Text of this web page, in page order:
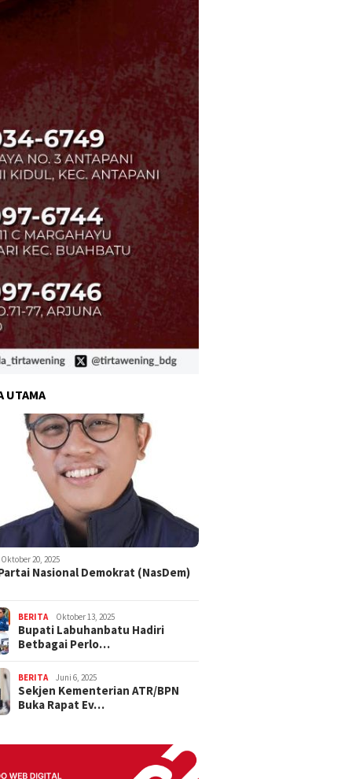
UTAMA
Oktober 20, 2025
Nasional Demokrat (NasDem)
BERITA Oktober 13, 2025
Bupati Labuhanbatu Hadiri
Betbagai Perlo…
BERITA Juni 6, 2025
Sekjen Kementerian ATR/BPN
Buka Rapat Ev…